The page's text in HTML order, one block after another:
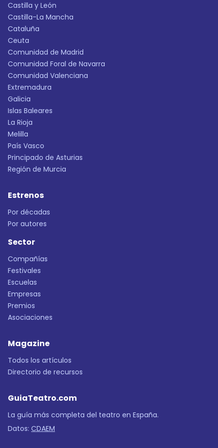
Castilla y León
Castilla-La Mancha
Cataluña
Ceuta
Comunidad de Madrid
Comunidad Foral de Navarra
Comunidad Valenciana
Extremadura
Galicia
Islas Baleares
La Rioja
Melilla
País Vasco
Principado de Asturias
Región de Murcia
Estrenos
Por décadas
Por autores
Sector
Compañías
Festivales
Escuelas
Empresas
Premios
Asociaciones
Magazine
Todos los artículos
Directorio de recursos
GuiaTeatro.com
La guía más completa del teatro en España.
Datos: CDAEM